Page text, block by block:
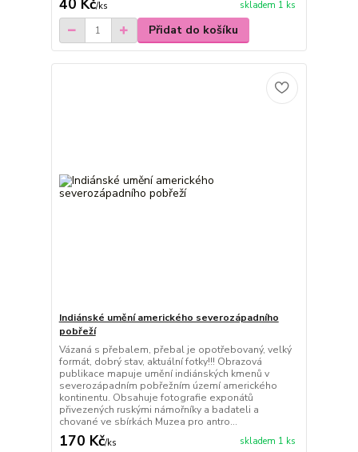
40 Kč/ks skladem 1 ks
Přidat do košíku
Indiánské umění amerického severozápadního
pobřeží
Vázaná s přebalem, přebal je opotřebovaný, velký
formát, dobrý stav, aktuální fotky!!! Obrazová
publikace mapuje umění indiánských kmenů v
severozápadním pobřežním území amerického
kontinentu. Obsahuje fotografie exponátů
přivezených ruskými námořníky a badateli a
chované ve sbírkách Muzea pro antro...
170 Kč/ks skladem 1 ks